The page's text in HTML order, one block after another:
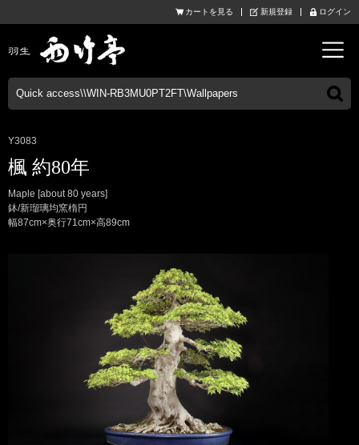
カートを見る 新規登録 ログイン
Y3083
楓 約80年
Maple [about 80 years]
鉢/新瑠璃均窯楕円
幅87cm×奥行71cm×高89cm